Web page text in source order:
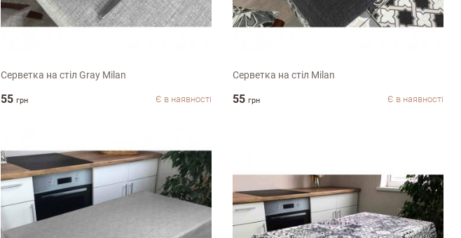
35х45см
Серветка на стіл Gray Milan
55 грн Є в наявності
35х45см
Серветка на стіл Milan
55 грн Є в наявності